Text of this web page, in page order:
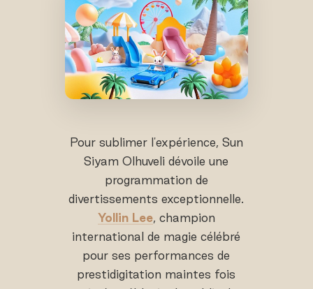
Pour sublimer l'expérience, Sun
Siyam Olhuveli dévoile une
programmation de
divertissements exceptionnelle.
Yollin Lee, champion
international de magie célébré
pour ses performances de
prestidigitation maintes fois